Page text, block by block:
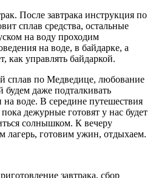
После завтрака инструкция по
сплав средства, остальные
на воду проходим
на воде, в байдарке, а
как управлять байдаркой.
сплав по Медведице, любование
даже подталкивать
на воде. В середине путешествия
дежурные готовят у нас будет
солнышком. К вечеру
лагерь, готовим ужин, отдыхаем.
завтрака, сбор